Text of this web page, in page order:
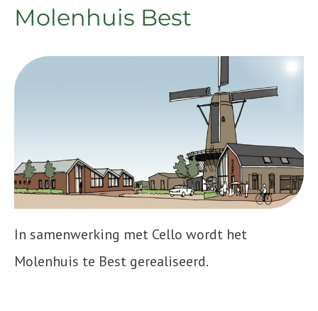
Molenhuis Best
In samenwerking met Cello wordt het
Molenhuis te Best gerealiseerd.